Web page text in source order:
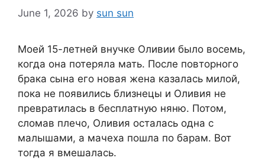
June 1, 2026 by sun sun
Моей 15-летней внучке Оливии было восемь,
когда она потеряла мать. После повторного
брака сына его новая жена казалась милой,
пока не появились близнецы и Оливия не
превратилась в бесплатную няню. Потом,
сломав плечо, Оливия осталась одна с
малышами, а мачеха пошла по барам. Вот
тогда я вмешалась.